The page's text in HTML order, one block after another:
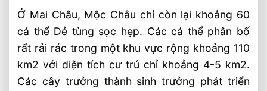
Ở Mai Châu, Mộc Châu chỉ còn lại khoảng 60
cá thể Dẻ tùng sọc hẹp. Các cá thể phân bố
rất rải rác trong một khu vực rộng khoảng 110
km2 với diện tích cư trú chỉ khoảng 4-5 km2.
Các cây trưởng thành sinh trưởng phát triển